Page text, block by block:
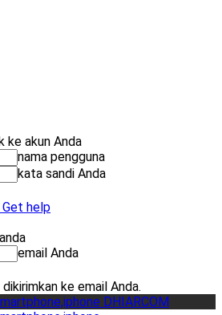
ke akun Anda
nama pengguna
kata sandi Anda
help
email Anda
ke email Anda.
DHIARCOM